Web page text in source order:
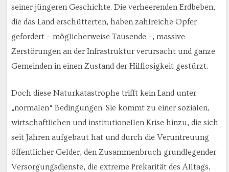
seiner jüngeren Geschichte. Die verheerenden Erdbeben,
die das Land erschütterten, haben zahlreiche Opfer
gefordert – möglicherweise Tausende –, massive
Zerstörungen an der Infrastruktur verursacht und ganze
Gemeinden in einen Zustand der Hilflosigkeit gestürzt.
Doch diese Naturkatastrophe trifft kein Land unter
„normalen“ Bedingungen: Sie kommt zu einer sozialen,
wirtschaftlichen und institutionellen Krise hinzu, die sich
seit Jahren aufgebaut hat und durch die Veruntreuung
öffentlicher Gelder, den Zusammenbruch grundlegender
Versorgungsdienste, die extreme Prekarität des Alltags,